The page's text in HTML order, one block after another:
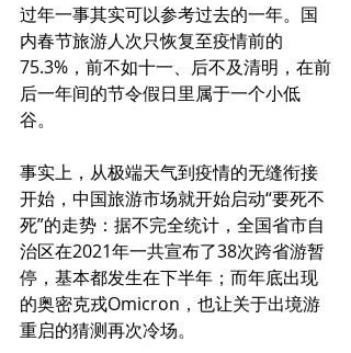
过年一事其实可以参考过去的一年。国
内春节旅游人次只恢复至疫情前的
75.3%，前不如十一、后不及清明，在前
后一年间的节令假日里属于一个小低
谷。
事实上，从极端天气到疫情的无缝衔接
开始，中国旅游市场就开始启动“要死不
死”的走势：据不完全统计，全国省市自
治区在2021年一共宣布了38次跨省游暂
停，基本都发生在下半年；而年底出现
的奥密克戎Omicron，也让关于出境游
重启的猜测再次冷场。